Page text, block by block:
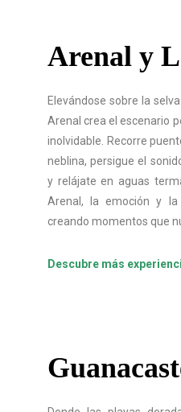
Arenal y
Elevándose sobre la
Arenal crea el escenario
inolvidable. Recorre
neblina, persigue el
y relájate en aguas
Arenal, la emoción y la
creando momentos que
Descubre más